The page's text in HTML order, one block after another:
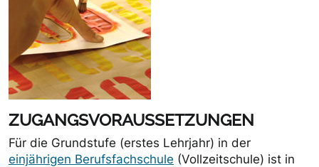
ZUGANGSVORAUSSETZUNGEN
Für die Grundstufe (erstes Lehrjahr) in der
einjährigen Berufsfachschule (Vollzeitschule) ist in